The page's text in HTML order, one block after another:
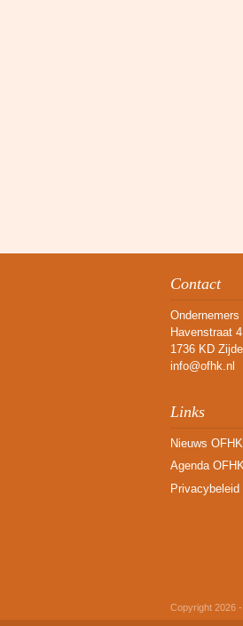
Contact
Havenstraat
1736 KD
info@ofhk.nl
Links
Nieuws OFHK
Agenda
Privacybeleid
Copyright 2026